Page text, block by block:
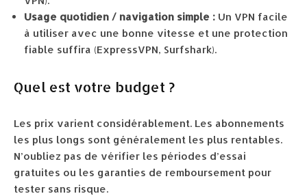
Usage quotidien / navigation simple : Un VPN facile
à utiliser avec une bonne vitesse et une protection
fiable suffira (ExpressVPN, Surfshark).
Quel est votre budget ?
Les prix varient considérablement. Les abonnements
les plus longs sont généralement les plus rentables.
N’oubliez pas de vérifier les périodes d’essai
gratuites ou les garanties de remboursement pour
tester sans risque.